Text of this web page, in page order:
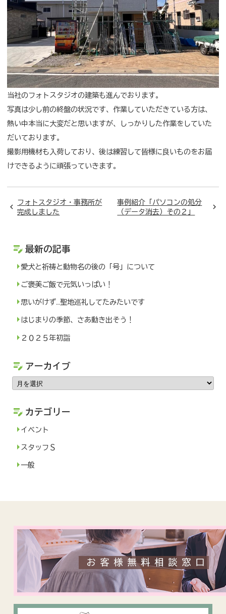
当社のフォトスタジオの建築も進んでおります。
写真は少し前の終盤の状況です、作業していただきている方は、
熱い中本当に大変だと思いますが、しっかりした作業をしていた
だいております。
撮影用機材も入荷しており、後は練習して皆様に良いものをお届
けできるように頑張っていきます。
フォトスタジオ・事務所が
完成しました
事例紹介「パソコンの処分
（データ消去）その２」
最新の記事
愛犬と祈祷と動物名の後の「号」について
ご褒美ご飯で元気いっぱい！
思いがけず..聖地巡礼してたみたいです
はじまりの季節、さあ動き出そう！
２０２５年初詣
アーカイブ
ア
カ
イ
カテゴリー
イベント
スタッフＳ
一般